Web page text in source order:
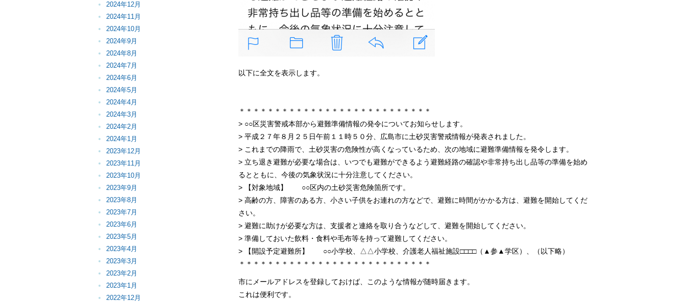
2024年12月
2024年11月
2024年10月
2024年9月
2024年8月
2024年7月
2024年6月
2024年5月
2024年4月
2024年3月
2024年2月
2024年1月
2023年12月
2023年11月
2023年10月
2023年9月
2023年8月
2023年7月
2023年6月
2023年5月
2023年4月
2023年3月
2023年2月
2023年1月
2022年12月
以下に全文を表示します。
＊＊＊＊＊＊＊＊＊＊＊＊＊＊＊＊＊＊＊＊＊＊＊＊＊＊＊
> ○○区災害警戒本部から避難準備情報の発令についてお知らせします。
> 平成２７年８月２５日午前１１時５０分、広島市に土砂災害警戒情報が発表されました。
> これまでの降雨で、土砂災害の危険性が高くなっているため、次の地域に避難準備情報を発令します。
> 立ち退き避難が必要な場合は、いつでも避難ができるよう避難経路の確認や非常持ち出し品等の準備を始め
るとともに、今後の気象状況に十分注意してください。
> 【対象地域】 ○○区内の土砂災害危険箇所です。
> 高齢の方、障害のある方、小さい子供をお連れの方などで、避難に時間がかかる方は、避難を開始してくだ
さい。
> 避難に助けが必要な方は、支援者と連絡を取り合うなどして、避難を開始してください。
> 準備しておいた飲料・食料や毛布等を持って避難してください。
> 【開設予定避難所】 ○○小学校、△△小学校、介護老人福祉施設□□□□（▲参▲学区）、（以下略）
＊＊＊＊＊＊＊＊＊＊＊＊＊＊＊＊＊＊＊＊＊＊＊＊＊＊＊
市にメールアドレスを登録しておけば、このような情報が随時届きます。
これは便利です。